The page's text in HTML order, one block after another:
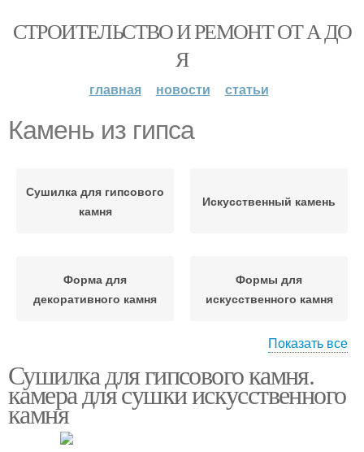
СТРОИТЕЛЬСТВО И РЕМОНТ ОТ А ДО
Я
главная новости статьи
Камень из гипса
Сушилка для гипсового
камня
Искусственный камень
Форма для
декоративного камня
Формы для
искусственного камня
Камень из полиуретана Декоративный камень
Показать все
Сушилка для гипсового камня.
камера для сушки искусственного
камня